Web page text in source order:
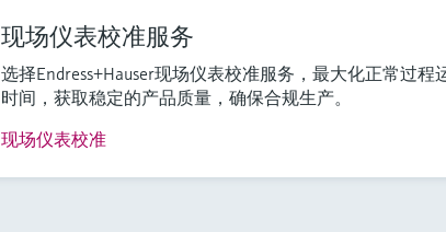
现场仪表校准服务
选择Endress+Hauser现场仪表校准服务，最大化正常过程
时间，获取稳定的产品质量，确保合规生产。
现场仪表校准